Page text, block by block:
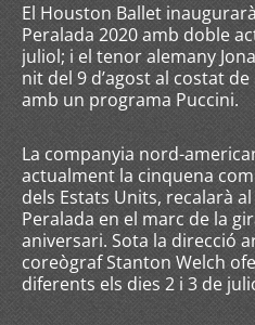
El Houston Ballet
Peralada 2020 amb doble
juliol; i el tenor alemany
nit del 9 d’agost al costat
amb un programa Puccini.
La companyia nord-
actualment la cinquena
dels Estats Units, recalarà
Peralada en el marc de la
aniversari. Sota la direcció
coreògraf Stanton Welch
diferents els dies 2 i 3 de